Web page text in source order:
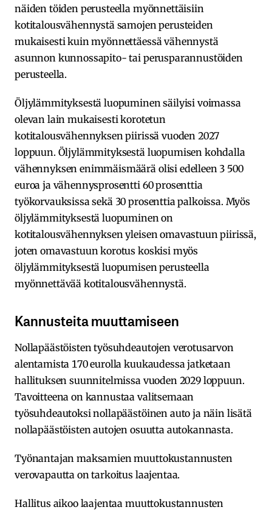
näiden töiden perusteella myönnettäisiin
kotitalousvähennystä samojen perusteiden
mukaisesti kuin myönnettäessä vähennystä
asunnon kunnossapito- tai perusparannustöiden
perusteella.
Öljylämmityksestä luopuminen säilyisi voimassa
olevan lain mukaisesti korotetun
kotitalousvähennyksen piirissä vuoden 2027
loppuun. Öljylämmityksestä luopumisen kohdalla
vähennyksen enimmäismäärä olisi edelleen 3 500
euroa ja vähennysprosentti 60 prosenttia
työkorvauksissa sekä 30 prosenttia palkoissa. Myös
öljylämmityksestä luopuminen on
kotitalousvähennyksen yleisen omavastuun piirissä,
joten omavastuun korotus koskisi myös
öljylämmityksestä luopumisen perusteella
myönnettävää kotitalousvähennystä.
Kannusteita muuttamiseen
Nollapäästöisten työsuhdeautojen verotusarvon
alentamista 170 eurolla kuukaudessa jatketaan
hallituksen suunnitelmissa vuoden 2029 loppuun.
Tavoitteena on kannustaa valitsemaan
työsuhdeautoksi nollapäästöinen auto ja näin lisätä
nollapäästöisten autojen osuutta autokannasta.
Työnantajan maksamien muuttokustannusten
verovapautta on tarkoitus laajentaa.
Hallitus aikoo laajentaa muuttokustannusten